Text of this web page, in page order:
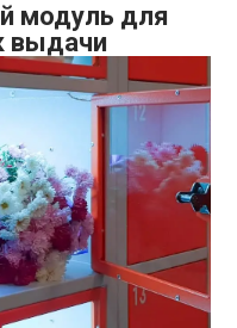
модуль для
выдачи